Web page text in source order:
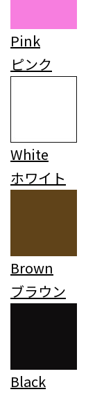
Pink
ピンク
White
ホワイト
Brown
ブラウン
Black